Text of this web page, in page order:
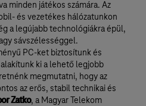
minden játékos számára. Az
és vezetékes hálózatunkon
a legújabb technológiákra épül,
sávszélességgel.
PC-ket biztosítunk és
ki a lehető legjobb
megmutatni, hogy az
az erős, stabil technikai és
Zatko, a Magyar Telekom